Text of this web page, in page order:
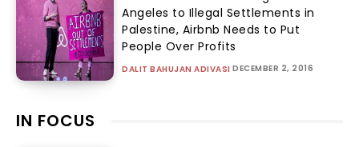
Angeles to Illegal Settlements in
Palestine, Airbnb Needs to Put
People Over Profits
DALIT BAHUJAN ADIVASI DECEMBER 2, 2016
IN FOCUS